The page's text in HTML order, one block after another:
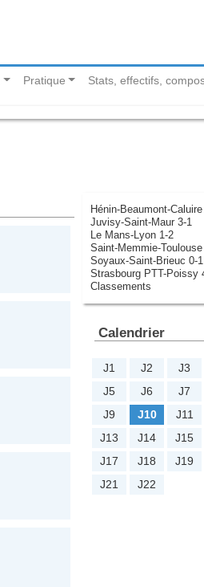
Pratique Stats, effectifs,
Hénin-Beaumont-
Juvisy-Saint-Maur 3-1
Le Mans-Lyon 1-2
Saint-Memmie-
Soyaux-Saint-Brieuc 0-1
Strasbourg PTT-Poissy
Classements
Calendrier
J1 J2 J3
J5
J6 J7
J9
J10 J11
J13
J14 J15
J17
J18 J19
J21
J22